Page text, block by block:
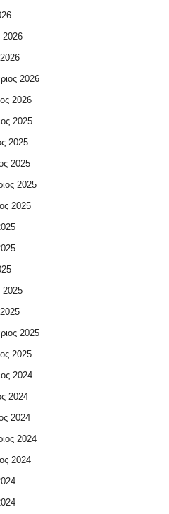
2026
2026
2026
2025
2025
2025
2025
2025
2025
2025
2025
2024
2024
2024
2024
2024